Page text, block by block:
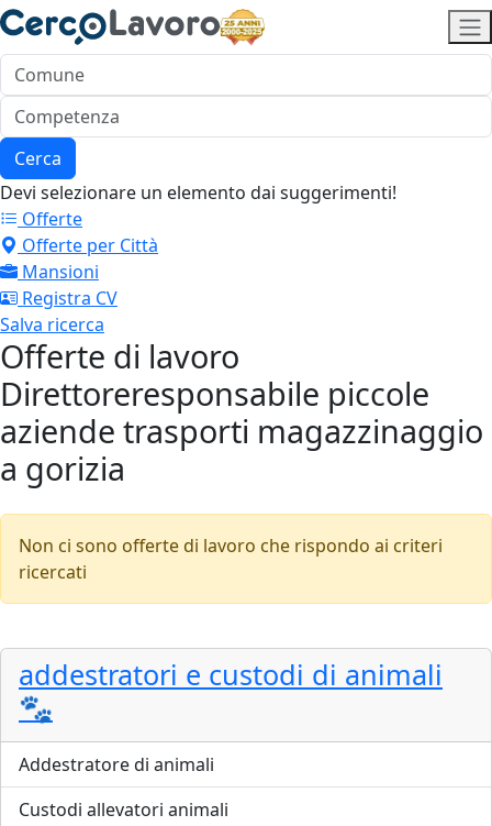
Cerca
Devi selezionare un elemento dai suggerimenti!
Offerte
Offerte per Città
Mansioni
Registra CV
Salva ricerca
Offerte di lavoro
Direttoreresponsabile piccole
aziende trasporti magazzinaggio
a gorizia
Non ci sono offerte di lavoro che rispondo ai criteri
ricercati
addestratori e custodi di animali
🐾
Addestratore di animali
Custodi allevatori animali